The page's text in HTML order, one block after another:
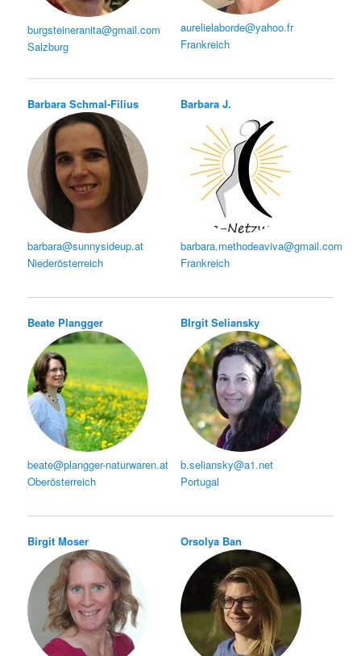
burgsteineranita@gmail.com
Salzburg
aurelielaborde@yahoo.fr
Frankreich
Barbara Schmal-Filius
barbara@sunnysideup.at
Niederösterreich
Barbara J.
barbara.methodeaviva@gmail.com
Frankreich
Beate Plangger
beate@plangger-naturwaren.at
Oberösterreich
BIrgit Seliansky
b.seliansky@a1.net
Portugal
Birgit Moser Orsolya Ban